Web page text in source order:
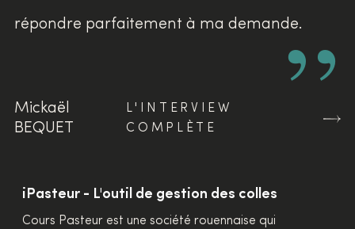
répondre parfaitement à ma demande.”
Mickaël
BEQUET
L'INTERVIEW
COMPLÈTE
iPasteur - L'outil de gestion des colles
Cours Pasteur est une société rouennaise qui